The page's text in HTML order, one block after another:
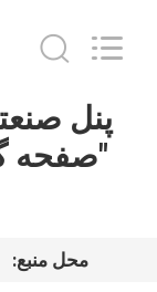
صفحه
اصلی
Equipment
محل منبع: